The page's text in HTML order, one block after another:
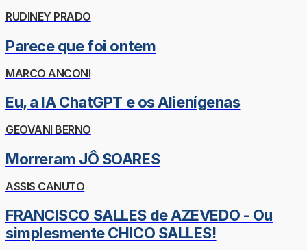
RUDINEY PRADO
Parece que foi ontem
MARCO ANCONI
Eu, a IA ChatGPT e os Alienígenas
GEOVANI BERNO
Morreram JÔ SOARES
ASSIS CANUTO
FRANCISCO SALLES de AZEVEDO - Ou
simplesmente CHICO SALLES!